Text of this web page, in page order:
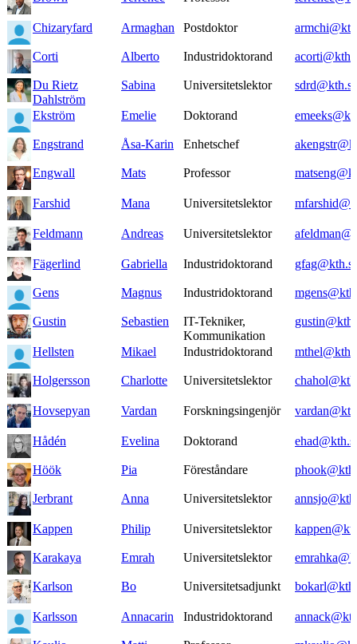
Chizaryfard Armaghan Postdoktor
Corti Alberto Industridoktorand
Du Rietz
Dahlström
Sabina Universitetslektor sdrd@kth.se
Ekström Emelie Doktorand
Engstrand Åsa-Karin Enhetschef
Engwall Mats Professor
Farshid Mana Universitetslektor
Feldmann Andreas Universitetslektor
Fägerlind Gabriella Industridoktorand
Gens Magnus Industridoktorand
Gustin Sebastien
IT-Tekniker,
Kommunikation
Hellsten Mikael Industridoktorand
Holgersson Charlotte Universitetslektor
Hovsepyan Vardan Forskningsingenjör
Hådén Evelina Doktorand
Höök Pia Föreståndare
Jerbrant Anna Universitetslektor
Kappen Philip Universitetslektor
Karakaya Emrah Universitetslektor
Karlson Bo Universitetsadjunkt
Karlsson Annacarin Industridoktorand